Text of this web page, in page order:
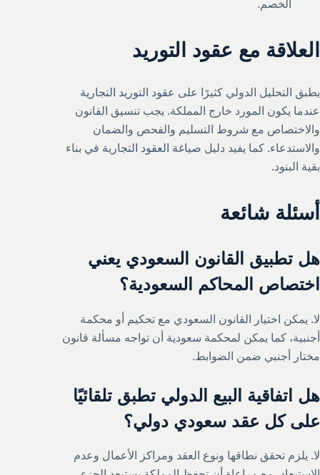
الخصم.
العلاقة مع عقود التوريد
يطبق التحليل الدولي كثيرًا على عقود التوريد التجارية
عندما يكون المورد خارج المملكة. يجب تنسيق القانون
والاختصاص مع شروط التسليم والفحص والضمان
والاستدعاء. كما يفيد دليل صياغة العقود التجارية في بناء
بقية البنود.
أسئلة شائعة
هل تطبيق القانون السعودي يعني
اختصاص المحاكم السعودية؟
لا. يمكن اختيار القانون السعودي مع تحكيم أو محكمة
أجنبية، كما يمكن لمحكمة سعودية أن تواجه مسألة قانون
مختار أجنبي ضمن الضوابط.
هل اتفاقية البيع الدولي تطبق تلقائيًا
على كل عقد سعودي دولي؟
لا. يلزم تحقق نطاقها ونوع العقد ومراكز الأعمال وعدم